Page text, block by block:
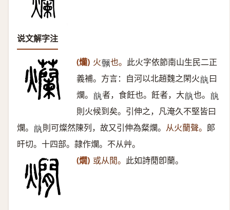
说文解字注
(爤) 火𦏧 也。 此火字依節南山生民二正
義補。方言：自河以北趙魏之閑火𠅩 曰
爛。 𠅩 者，食飪也。飪者，大𠅩 也。 𠅩
則火候到矣。引伸之，凡淹久不堅皆曰
爛。 𠅩 則可燦然陳列，故又引伸為粲爛。 从火蘭聲。 郞
旰切。十四部。隷作爛。不从艸。
(燗) 或从閒。 此如詩蕑卽蘭。